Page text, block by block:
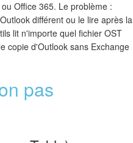
Office 365. Le problème :
différent ou le lire après la
lit n'importe quel fichier OST
copie d'Outlook sans Exchange
pas